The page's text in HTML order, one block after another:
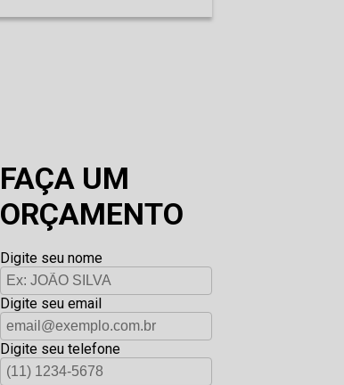
FAÇA UM
ORÇAMENTO
Digite seu nome
Digite seu email
Digite seu telefone